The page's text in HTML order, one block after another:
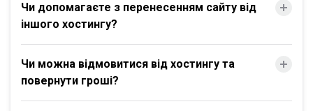
Чи допомагаєте з перенесенням сайту від
іншого хостингу?
Чи можна відмовитися від хостингу та
повернути гроші?